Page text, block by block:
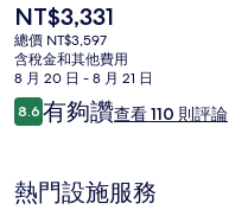
目
前
的
價
格
是
NT$3,331
總價 NT$3,597
含稅金和其他費用
8 月 20 日 - 8 月 21 日
評
論
8.68.6 分，滿分 10 分，
有夠讚查看 110 則評論
熱門設施服務